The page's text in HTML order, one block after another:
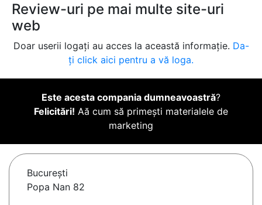
Review-uri pe mai multe site-uri
web
Doar userii logați au acces la această informație. Da-
ți click aici pentru a vă loga.
Este acesta compania dumneavoastră?
Felicitări! Aă cum să primești materialele de
marketing
Bucureşti
Popa Nan 82